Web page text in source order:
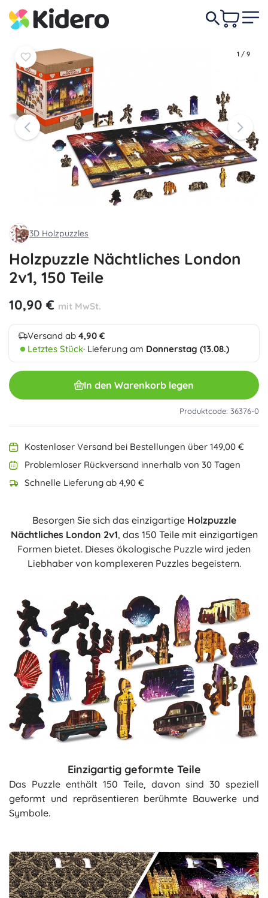
1 / 9
3D Holzpuzzles
Holzpuzzle Nächtliches London
2v1, 150 Teile
10,90 € mit MwSt.
Versand ab 4,90 €
Letztes Stück· Lieferung am Donnerstag (13.08.)
In den Warenkorb legen
Produktcode: 36376-0
Kostenloser Versand bei Bestellungen über 149,00 €
Problemloser Rückversand innerhalb von 30 Tagen
Schnelle Lieferung ab 4,90 €
Besorgen Sie sich das einzigartige Holzpuzzle
Nächtliches London 2v1, das 150 Teile mit einzigartigen
Formen bietet. Dieses ökologische Puzzle wird jeden
Liebhaber von komplexeren Puzzles begeistern.
Einzigartig geformte Teile
Das Puzzle enthält 150 Teile, davon sind 30 speziell
geformt und repräsentieren berühmte Bauwerke und
Symbole.
10,90 €
In den